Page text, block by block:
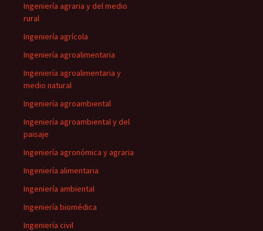
Ingeniería agraria y del medio
rural
Ingeniería agrícola
Ingeniería agroalimentaria
Ingeniería agroalimentaria y
medio natural
Ingeniería agroambiental
Ingeniería agroambiental y del
paisaje
Ingeniería agronómica y agraria
Ingeniería alimentaria
Ingeniería ambiental
Ingeniería biomédica
Ingeniería civil